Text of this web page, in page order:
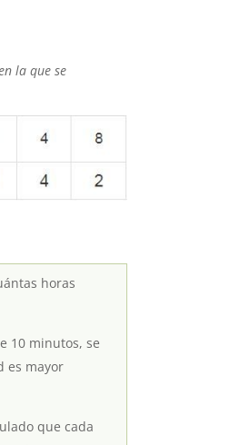
la que se
horas
10 minutos, se
es mayor
que cada